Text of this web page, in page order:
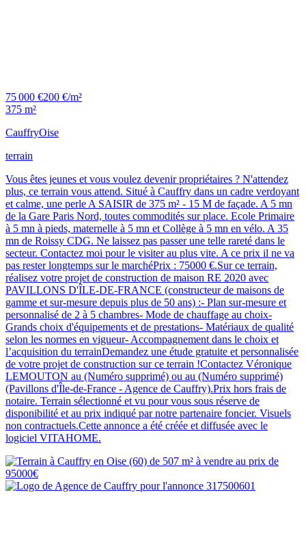
75 000 €200 €/m²
375 m²
CauffryOise
terrain
Vous êtes jeunes et vous voulez devenir propriétaires ? N'attendez
plus, ce terrain vous attend. Situé à Cauffry dans un cadre verdoyant
et calme, une perle A SAISIR de 375 m² - 15 M de façade. A 5 mn
de la Gare Paris Nord, toutes commodités sur place. Ecole Primaire
à 5 mn à pieds, maternelle à 5 mn et Collège à 5 mn en vélo. A 35
mn de Roissy CDG. Ne laissez pas passer une telle rareté dans le
secteur. Contactez moi pour le visiter au plus vite. A ce prix il ne va
pas rester longtemps sur le marchéPrix : 75000 €.Sur ce terrain,
réalisez votre projet de construction de maison RE 2020 avec
PAVILLONS D'ÎLE-DE-FRANCE (constructeur de maisons de
gamme et sur-mesure depuis plus de 50 ans) :- Plan sur-mesure et
personnalisé de 2 à 5 chambres- Mode de chauffage au choix-
Grands choix d'équipements et de prestations- Matériaux de qualité
selon les normes en vigueur- Accompagnement dans le choix et
l’acquisition du terrainDemandez une étude gratuite et personnalisée
de votre projet de construction sur ce terrain !Contactez Véronique
LEMOUTON au (Numéro supprimé) ou au (Numéro supprimé)
(Pavillons d'Île-de-France - Agence de Cauffry).Prix hors frais de
notaire. Terrain sélectionné et vu pour vous sous réserve de
disponibilité et au prix indiqué par notre partenaire foncier. Visuels
non contractuels.Cette annonce a été créée et diffusée avec le
logiciel VITAHOME.